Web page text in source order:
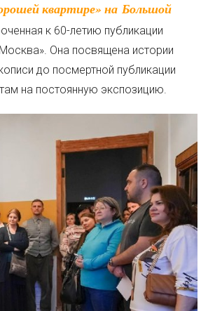
к 60-летию публикации
Она посвящена истории
до посмертной публикации
на постоянную экспозицию.